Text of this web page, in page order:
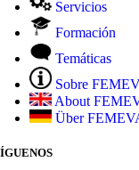
Servicios
Formación
Temáticas
Sobre
About
Über